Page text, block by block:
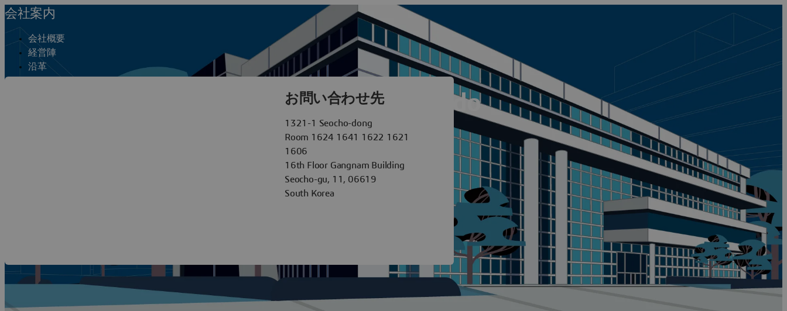
会社案内
会社概要
経営陣
沿革
Dassault Systèmes Seoul Yeouido
お問い合わせ先
1321-1 Seocho-dong
Room 1624 1641 1622 1621
1606
16th Floor Gangnam Building
Seocho-gu, 11, 06619
South Korea